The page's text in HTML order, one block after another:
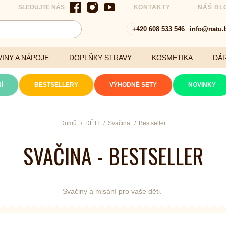
SLEDUJTE NÁS KONTAKTY NÁŠ
+420 608 533 546
A NÁPOJE
Cereálie a vločky
DOPLŇKY STRAVY KOSMETIKA
BESTSELLERY VÝHODNÉ SETY NOVINKY
Domů DĚTI Svačina Bestseller
SVAČINA - BESTSELLER
Svačiny a mlsání pro vaše děti.